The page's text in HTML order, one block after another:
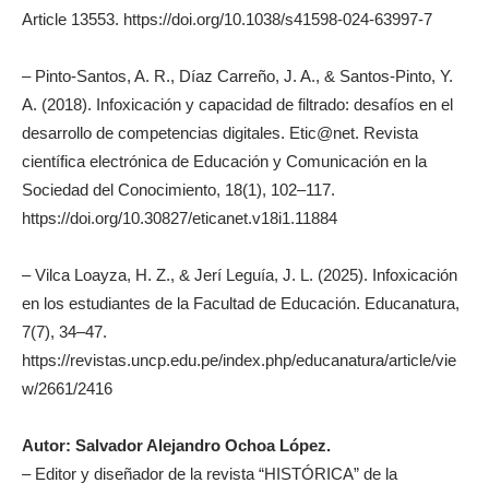
Article 13553. https://doi.org/10.1038/s41598-024-63997-7
– Pinto-Santos, A. R., Díaz Carreño, J. A., & Santos-Pinto, Y.
A. (2018). Infoxicación y capacidad de filtrado: desafíos en el
desarrollo de competencias digitales. Etic@net. Revista
científica electrónica de Educación y Comunicación en la
Sociedad del Conocimiento, 18(1), 102–117.
https://doi.org/10.30827/eticanet.v18i1.11884
– Vilca Loayza, H. Z., & Jerí Leguía, J. L. (2025). Infoxicación
en los estudiantes de la Facultad de Educación. Educanatura,
7(7), 34–47.
https://revistas.uncp.edu.pe/index.php/educanatura/article/vie
w/2661/2416
Autor: Salvador Alejandro Ochoa López.
– Editor y diseñador de la revista “HISTÓRICA” de la